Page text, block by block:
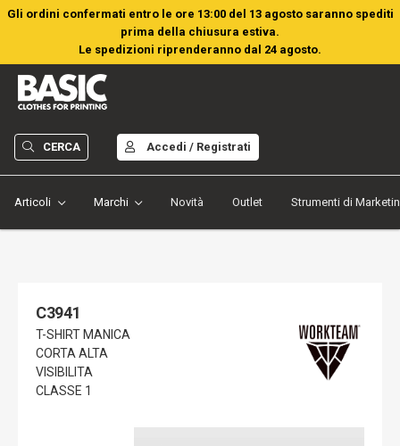
Gli ordini confermati entro le ore 13:00 del 13 agosto saranno spediti
prima della chiusura estiva.
Le spedizioni riprenderanno dal 24 agosto.
Articoli Marchi Novità Outlet Strumenti di
CERCA Accedi / Registrati
C3941
T-SHIRT MANICA
CORTA ALTA
VISIBILITA
CLASSE 1